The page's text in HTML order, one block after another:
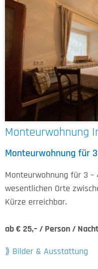
Monteurwohnung
Monteurwohnung für
Monteurwohnung für 3 –
wesentlichen Orte
Kürze erreichbar.
ab € 25,– / Person /
Bilder & Ausstattung